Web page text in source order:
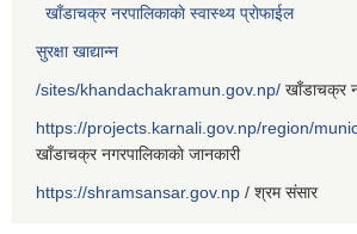
खाँडाचक्र नरपालिकाकाे स्वास्थ्य प्राेफाईल
सुरक्षा खाद्यान्न
/sites/khandachakramun.gov.np/ खाँडाचक्र
https://projects.karnali.gov.np/region/
खाँडाचक्र नगरपालिकाकाे जानकारी
https://shramsansar.gov.np / श्रम संसार